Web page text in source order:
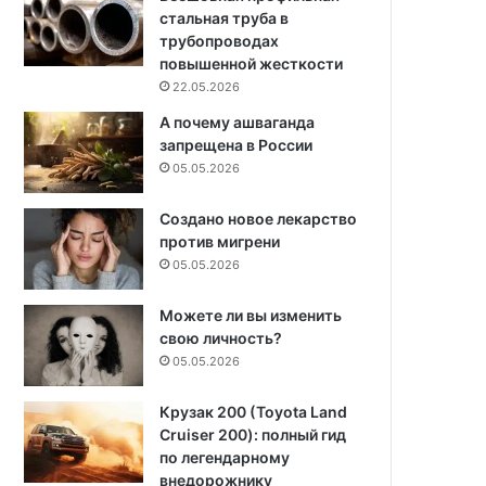
стальная труба в
трубопроводах
повышенной жесткости
22.05.2026
А почему ашваганда
запрещена в России
05.05.2026
Создано новое лекарство
против мигрени
05.05.2026
Можете ли вы изменить
свою личность?
05.05.2026
Крузак 200 (Toyota Land
Cruiser 200): полный гид
по легендарному
внедорожнику